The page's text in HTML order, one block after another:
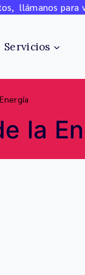
llámanos para
Servicios
la